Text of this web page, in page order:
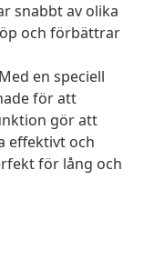
snabbt av olika
och förbättrar
Med en speciell
för att
gör att
effektivt och
för lång och